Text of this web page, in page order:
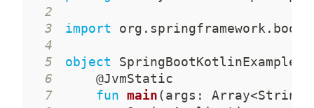
2
3
import org . springframework . boot
4
5
object
6
@JvmStatic
7
fun main(args : Array<String